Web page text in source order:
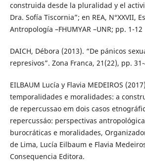
construida desde la pluralidad y el
Dra. Sofía Tiscornia”; en REA, N°XXVII,
Antropología –FHUMYAR –UNR; pp. 1-12
DAICH, Débora (2013). “De pánicos
represivos”. Zona Franca, 21(22), pp.
EILBAUM Lucía y Flavia MEDEIROS
temporalidades e moralidades: a
de repercussao em dois casos
repercussáo: perspectivas
burocráticas e moralidades,
de Lima, Lucía Eilbaum e Flavia
Consequencia Editora.